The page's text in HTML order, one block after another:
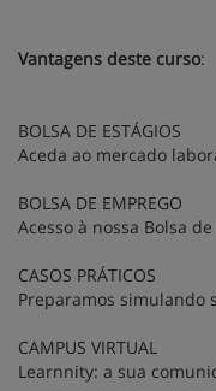
Vantagens deste curso:
BOLSA DE ESTÁGIOS
Aceda ao mercado
BOLSA DE EMPREGO
Acesso à nossa Bolsa de
CASOS PRÁTICOS
Preparamos simulando
CAMPUS VIRTUAL
Learnnity: a sua